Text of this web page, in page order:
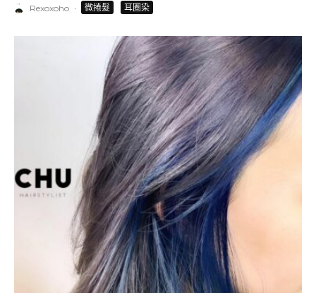
Rexoxoho · 微捲髮 耳圈染